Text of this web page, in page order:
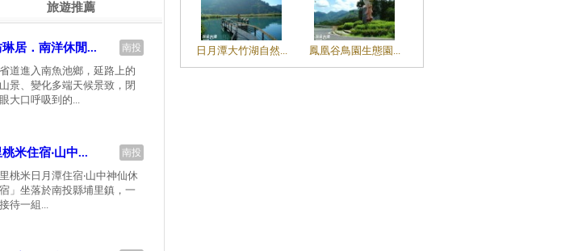
日月潭大竹湖自然... 鳳凰谷鳥園生態園...
旅遊推薦
南投
居．南洋休閒...
道進入南魚池鄉，延路上的
景、變化多端天候景致，閉
大口呼吸到的...
南投
米住宿‧山中...
里桃米日月潭住宿‧山中神仙休
」坐落於南投縣埔里鎮，一
待一組...